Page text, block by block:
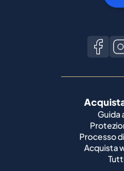
Guida
Processo
Acquista